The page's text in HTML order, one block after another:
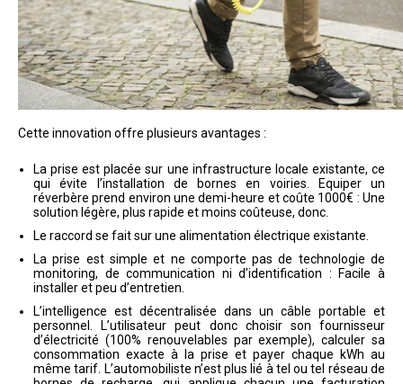
Cette innovation offre plusieurs avantages :
La prise est placée sur une infrastructure locale existante, ce
qui évite l’installation de bornes en voiries. Equiper un
réverbère prend environ une demi-heure et coûte 1000€ : Une
solution légère, plus rapide et moins coûteuse, donc.
Le raccord se fait sur une alimentation électrique existante.
La prise est simple et ne comporte pas de technologie de
monitoring, de communication ni d’identification : Facile à
installer et peu d’entretien.
L’intelligence est décentralisée dans un câble portable et
personnel. L’utilisateur peut donc choisir son fournisseur
d’électricité (100% renouvelables par exemple), calculer sa
consommation exacte à la prise et payer chaque kWh au
même tarif. L’automobiliste n’est plus lié à tel ou tel réseau de